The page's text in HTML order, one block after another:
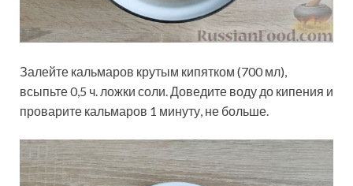
Залейте кальмаров крутым кипятком (700 мл),
всыпьте 0,5 ч. ложки соли. Доведите воду до кипения и
проварите кальмаров 1 минуту, не больше.